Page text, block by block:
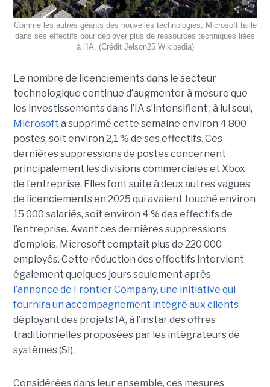
Comme les autres géants des nouvelles technologies, Microsoft taille
dans ses effectifs pour déployer plus de ressources techniques liées
à l'IA. (Crédit Jelson25 Wikipedia)
Le nombre de licenciements dans le secteur
technologique continue d’augmenter à mesure que
les investissements dans l’IA s’intensifient ; à lui seul,
Microsoft a supprimé cette semaine environ 4 800
postes, soit environ 2,1 % de ses effectifs. Ces
dernières suppressions de postes concernent
principalement les divisions commerciales et Xbox
de l’entreprise. Elles font suite à deux autres vagues
de licenciements en 2025 qui avaient touché environ
15 000 salariés, soit environ 4 % des effectifs de
l’entreprise. Avant ces dernières suppressions
d’emplois, Microsoft comptait plus de 220 000
employés. Cette réduction des effectifs intervient
également quelques jours seulement après
l’annonce de Frontier Company, une initiative qui
fournira un accompagnement intégré aux clients
déployant des projets IA, à l’instar des offres
traditionnelles proposées par les intégrateurs de
systèmes (SI).
Considérées dans leur ensemble, ces mesures